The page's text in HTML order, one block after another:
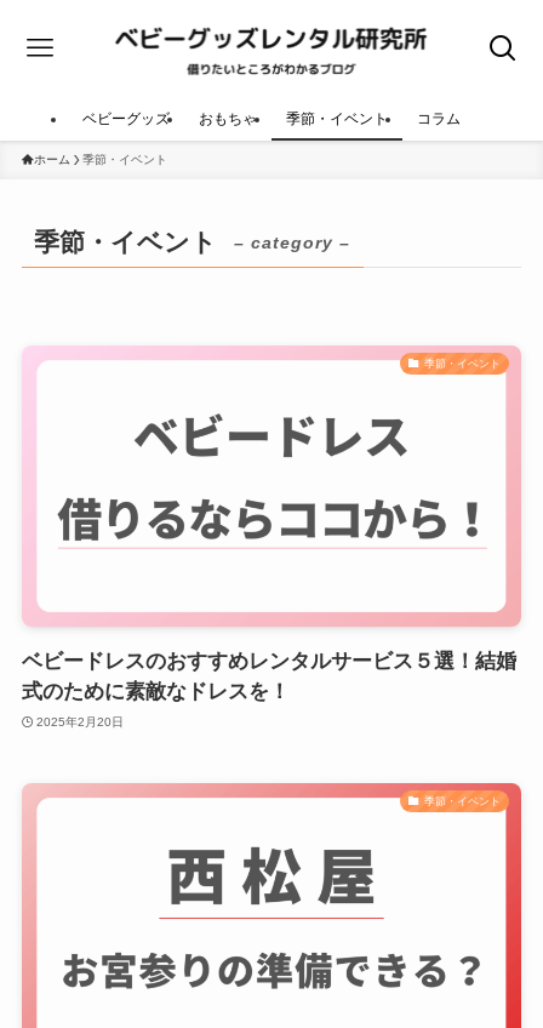
ベビーグッズ おもちゃ 季節・イベント コラム
ホーム 季節・イベント
季節・イベント – category –
季節・イベント
ベビードレスのおすすめレンタルサービス５選！結婚
式のために素敵なドレスを！
2025年2月20日
季節・イベント